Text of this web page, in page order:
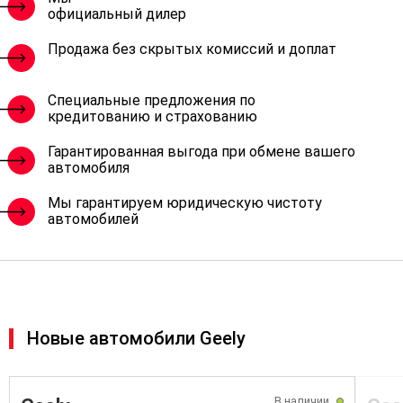
официальный дилер
Продажа без скрытых комиссий и доплат
Специальные предложения по
кредитованию и страхованию
Гарантированная выгода при обмене вашего
автомобиля
Мы гарантируем юридическую чистоту
автомобилей
Новые автомобили Geely